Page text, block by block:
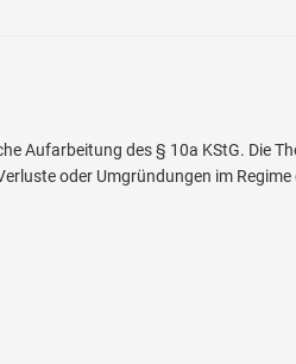
Aufarbeitung des § 10a KStG. Die
oder Umgründungen im